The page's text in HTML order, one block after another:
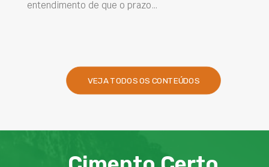
desempenho das obras são desafios
VEJA TODOS OS CONTEÚDOS